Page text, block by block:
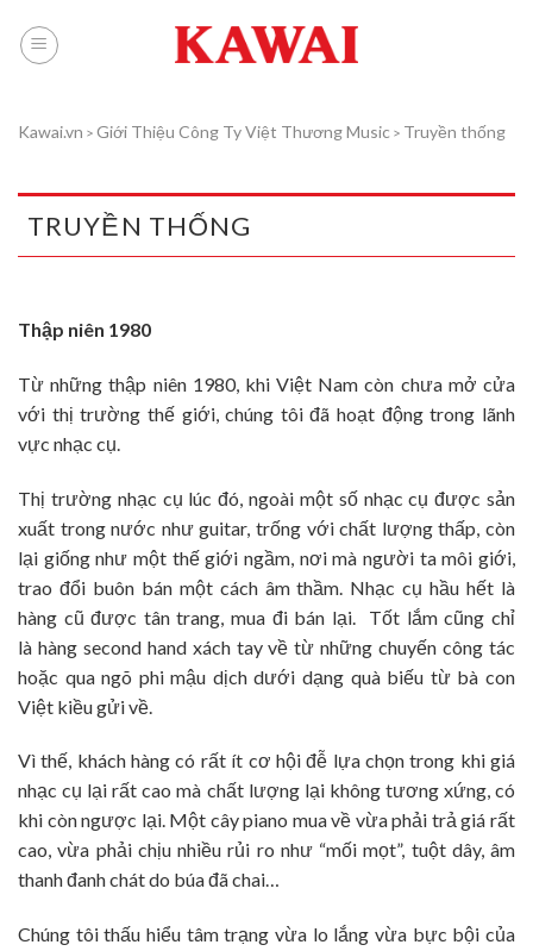
Kawai.vn > Giới Thiệu Công Ty Việt Thương Music > Truyền thống
TRUYỀN THỐNG
Thập niên 1980
Từ những thập niên 1980, khi Việt Nam còn chưa mở cửa
với thị trường thế giới, chúng tôi đã hoạt động trong lãnh
vực nhạc cụ.
Thị trường nhạc cụ lúc đó, ngoài một số nhạc cụ được sản
xuất trong nước như guitar, trống với chất lượng thấp, còn
lại giống như một thế giới ngầm, nơi mà người ta môi giới,
trao đổi buôn bán một cách âm thầm. Nhạc cụ hầu hết là
hàng cũ được tân trang, mua đi bán lại. Tốt lắm cũng chỉ
là hàng second hand xách tay về từ những chuyến công tác
hoặc qua ngõ phi mậu dịch dưới dạng quà biếu từ bà con
Việt kiều gửi về.
Vì thế, khách hàng có rất ít cơ hội đễ lựa chọn trong khi giá
nhạc cụ lại rất cao mà chất lượng lại không tương xứng, có
khi còn ngược lại. Một cây piano mua về vừa phải trả giá rất
cao, vừa phải chịu nhiều rủi ro như “mối mọt”, tuột dây, âm
thanh đanh chát do búa đã chai…
Chúng tôi thấu hiểu tâm trạng vừa lo lắng vừa bực bội của